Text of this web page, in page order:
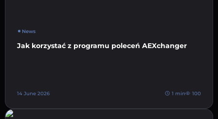
News
Jak korzystać z programu poleceń AEXchanger
14 June 2026 1 min 100